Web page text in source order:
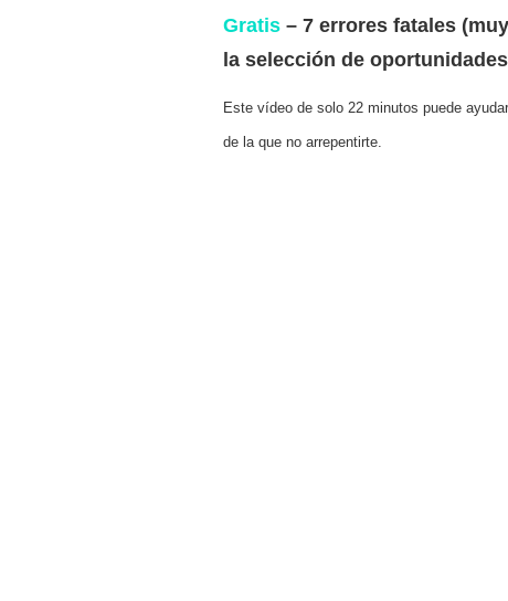
Gratis– 7 errores fatales
la selección de
Este vídeo de solo 22 minutos puede
de la que no arrepentirte.